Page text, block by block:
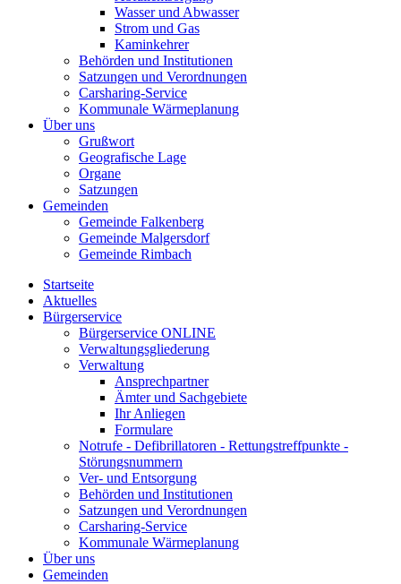
Wasser und Abwasser
Strom und Gas
Kaminkehrer
Behörden und Institutionen
Satzungen und Verordnungen
Carsharing-Service
Kommunale Wärmeplanung
Über uns
Grußwort
Geografische Lage
Organe
Satzungen
Gemeinden
Gemeinde Falkenberg
Gemeinde Malgersdorf
Gemeinde Rimbach
Startseite
Aktuelles
Bürgerservice
Bürgerservice ONLINE
Verwaltungsgliederung
Verwaltung
Ansprechpartner
Ämter und Sachgebiete
Ihr Anliegen
Formulare
Notrufe - Defibrillatoren - Rettungstreffpunkte -
Störungsnummern
Ver- und Entsorgung
Behörden und Institutionen
Satzungen und Verordnungen
Carsharing-Service
Kommunale Wärmeplanung
Über uns
Gemeinden